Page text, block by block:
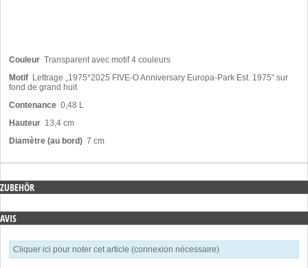
Couleur Transparent avec motif 4 couleurs
Motif Lettrage „1975*2025 FIVE-O Anniversary Europa-Park Est. 1975“ sur
fond de grand huit
Contenance 0,48 L
Hauteur 13,4 cm
Diamètre (au bord) 7 cm
ZUBEHÖR
AVIS
Cliquer ici pour noter cet article (connexion nécessaire)